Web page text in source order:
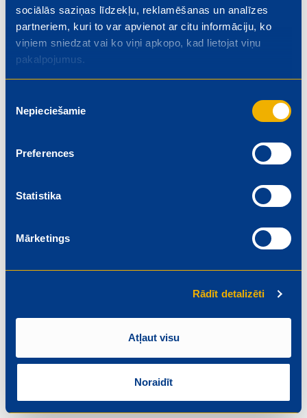
sociālās saziņas līdzekļu, reklamēšanas un analīzes
partneriem, kuri to var apvienot ar citu informāciju, ko
viņiem sniedzat vai ko viņi apkopo, kad lietojat viņu
pakalpojumus.
izvēle
Nepieciešamie
Preferences
Statistika
Mārketings
Rādīt detalizēti
Atļaut visu
Noraidīt
4.3. Īpaši piedāvājumi dzimšanas dienā
4.5. Personalizētie piedāvājumi
5. Kartes bloķēšana,
5.2. Vai plastikāta kartes bloķēšana ietekmē